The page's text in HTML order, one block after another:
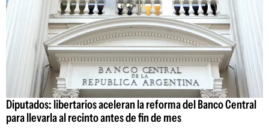
Diputados: libertarios aceleran la reforma del Banco Central
para llevarla al recinto antes de fin de mes